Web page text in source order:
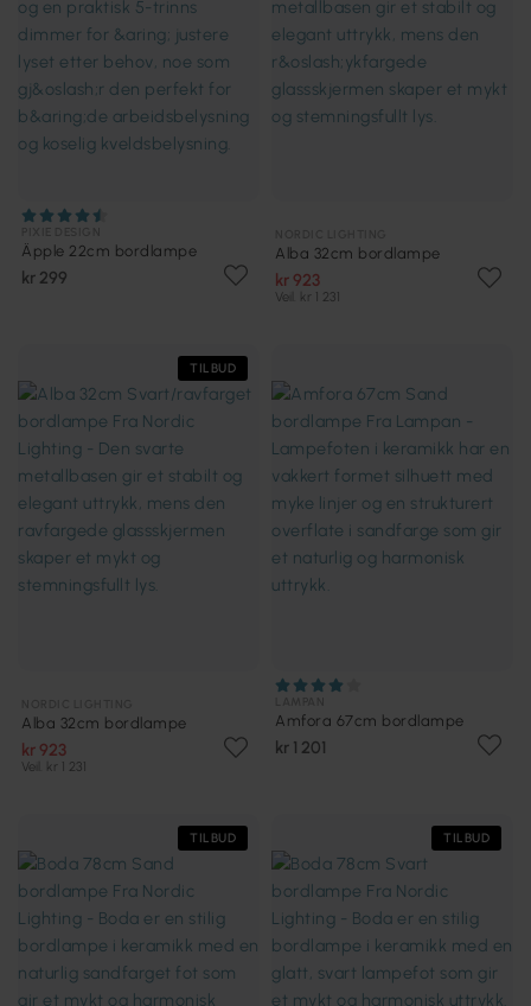
Äpple 22cm bordlampe
kr 299
Alba 32cm bordlampe
kr 923
Veil. kr 1 231
TILBUD
Alba 32cm bordlampe
kr 923
Veil. kr 1 231
Amfora 67cm bordlampe
kr 1 201
TILBUD TILBUD